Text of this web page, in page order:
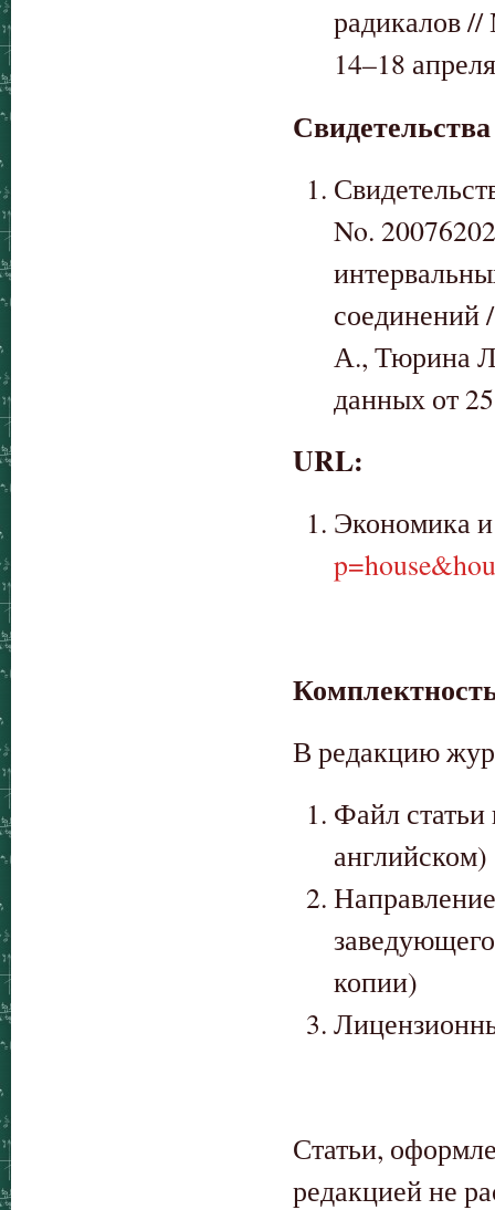
радикалов
14–18
No.
А., Тюрина
данных от
URL:
Экономика
В редакцию
Файл
английском)
копии)
Статьи,
редакцией не